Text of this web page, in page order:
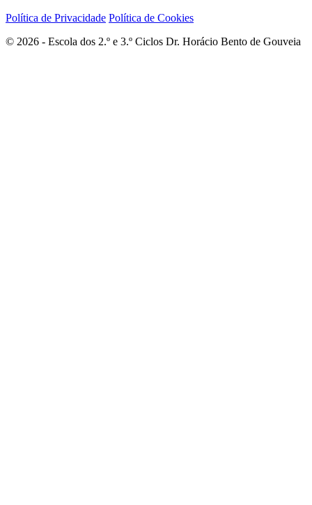
Política de Privacidade Política de Cookies
© 2026 - Escola dos 2.º e 3.º Ciclos Dr. Horácio Bento de Gouveia